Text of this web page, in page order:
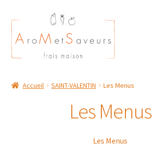
Aller
à
la
navigation
Aller
au
contenu
Accueil SAINT-VALENTIN Les Menus
Les Menus
Les Menus